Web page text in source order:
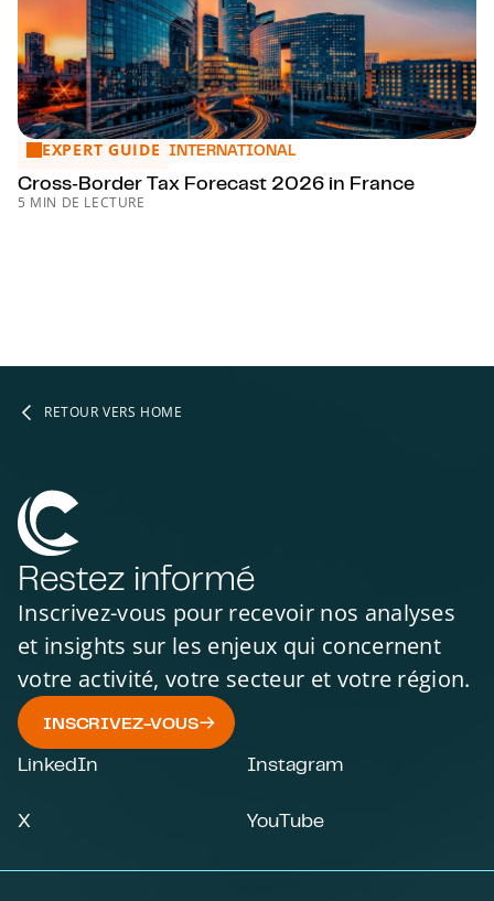
Cross‑Border Tax Forecast 2026 in France
EXPERT GUIDE INTERNATIONAL
Cross‑Border Tax Forecast 2026 in France
5 MIN DE LECTURE
RETOUR VERS HOME
Restez informé
Inscrivez-vous pour recevoir nos analyses
et insights sur les enjeux qui concernent
votre activité, votre secteur et votre région.
INSCRIVEZ-VOUS
LinkedIn Instagram
X YouTube